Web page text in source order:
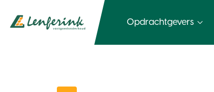
Opdrachtgevers